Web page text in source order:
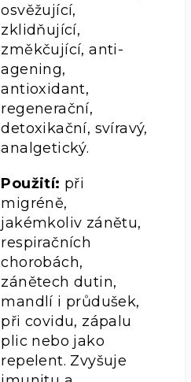
osvěžující,
zklidňující,
změkčující, anti-
agening,
antioxidant,
regenerační,
detoxikační, svíravý,
analgetický.
Použití: při
migréně,
jakémkoliv zánětu,
respiračních
chorobách,
zánětech dutin,
mandlí i průdušek,
při covidu, zápalu
plic nebo jako
repelent. Zvyšuje